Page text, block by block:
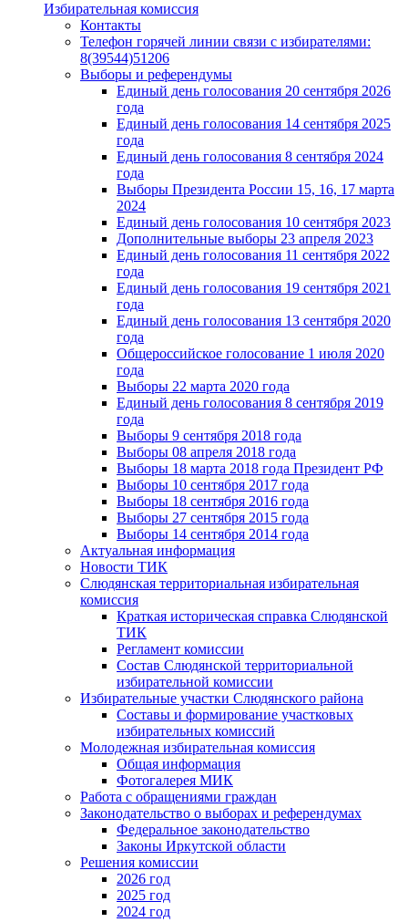
Избирательная комиссия
Контакты
Телефон горячей линии связи с избирателями:
8(39544)51206
Выборы и референдумы
Единый день голосования 20 сентября 2026
года
Единый день голосования 14 сентября 2025
года
Единый день голосования 8 сентября 2024
года
Выборы Президента России 15, 16, 17 марта
2024
Единый день голосования 10 сентября 2023
Дополнительные выборы 23 апреля 2023
Единый день голосования 11 сентября 2022
года
Единый день голосования 19 сентября 2021
года
Единый день голосования 13 сентября 2020
года
Общероссийское голосование 1 июля 2020
года
Выборы 22 марта 2020 года
Единый день голосования 8 сентября 2019
года
Выборы 9 сентября 2018 года
Выборы 08 апреля 2018 года
Выборы 18 марта 2018 года Президент РФ
Выборы 10 сентября 2017 года
Выборы 18 сентября 2016 года
Выборы 27 сентября 2015 года
Выборы 14 сентября 2014 года
Актуальная информация
Новости ТИК
Слюдянская территориальная избирательная
комиссия
Краткая историческая справка Слюдянской
ТИК
Регламент комиссии
Состав Слюдянской территориальной
избирательной комиссии
Избирательные участки Слюдянского района
Составы и формирование участковых
избирательных комиссий
Молодежная избирательная комиссия
Общая информация
Фотогалерея МИК
Работа с обращениями граждан
Законодательство о выборах и референдумах
Федеральное законодательство
Законы Иркутской области
Решения комиссии
2026 год
2025 год
2024 год